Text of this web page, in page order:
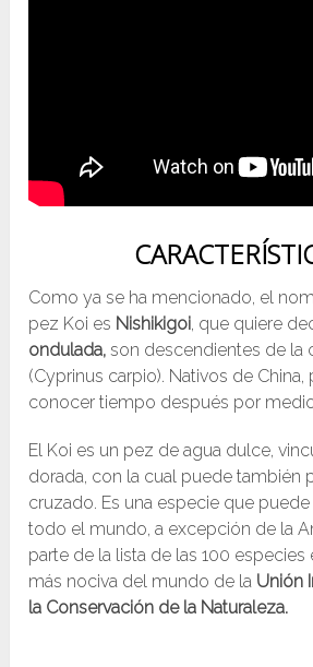
Como ya se ha mencionado, el
pez Koi es Nishikigoi, que quiere
ondulada,son descendientes de la
(Cyprinus carpio). Nativos de
conocer tiempo después por
El Koi es un pez de agua dulce,
dorada, con la cual puede también
cruzado. Es una especie que
todo el mundo, a excepción de la
parte de la lista de las 100 especies
más nociva del mundo​ de la Unión
la Conservación de la Naturaleza.